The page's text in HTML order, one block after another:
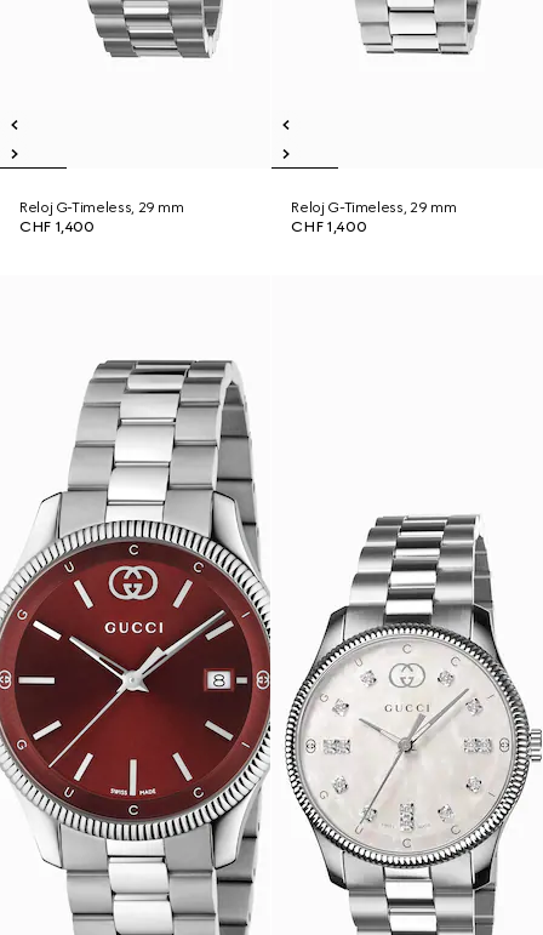
Reloj G-Timeless, 29 mm
CHF 1,400
Reloj G-Timeless, 29 mm
CHF 1,400